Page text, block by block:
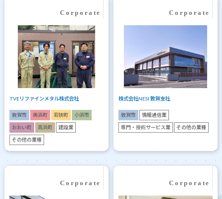
TVEリファインメタル株式会社
敦賀市 美浜町 若狭町 小浜市
おおい町 高浜町 建設業
その他の業種
株式会社NESI 敦賀支社
敦賀市 情報通信業
専門・技術サービス業 その他の業種